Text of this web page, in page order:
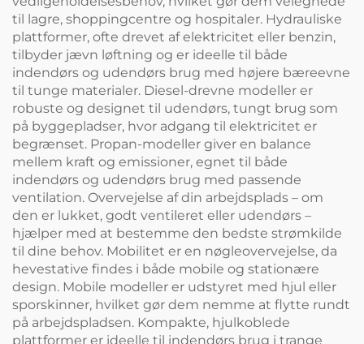
til lagre, shoppingcentre og hospitaler. Hydrauliske
plattformer, ofte drevet af elektricitet eller benzin,
tilbyder jævn løftning og er ideelle til både
indendørs og udendørs brug med højere bæreevne
til tunge materialer. Diesel-drevne modeller er
robuste og designet til udendørs, tungt brug som
på byggepladser, hvor adgang til elektricitet er
begrænset. Propan-modeller giver en balance
mellem kraft og emissioner, egnet til både
indendørs og udendørs brug med passende
ventilation. Overvejelse af din arbejdsplads – om
den er lukket, godt ventileret eller udendørs –
hjælper med at bestemme den bedste strømkilde
til dine behov. Mobilitet er en nøgleovervejelse, da
hevestative findes i både mobile og stationære
design. Mobile modeller er udstyret med hjul eller
sporskinner, hvilket gør dem nemme at flytte rundt
på arbejdspladsen. Kompakte, hjulkoblede
plattformer er ideelle til indendørs brug i trange